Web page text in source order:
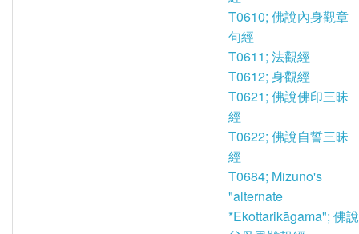
T0610; 佛說內身觀章
句經
T0611; 法觀經
T0612; 身觀經
T0621; 佛說佛印三昧
經
T0622; 佛說自誓三昧
經
T0684; Mizuno's
"alternate
*Ekottarikāgama"; 佛說